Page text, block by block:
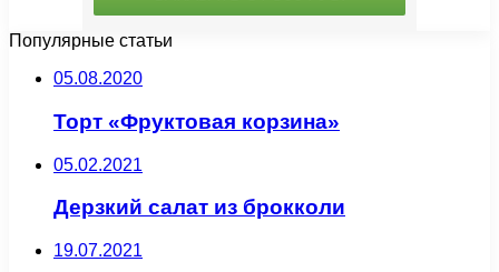
Популярные статьи
05.08.2020
Торт «Фруктовая корзина»
05.02.2021
Дерзкий салат из брокколи
19.07.2021